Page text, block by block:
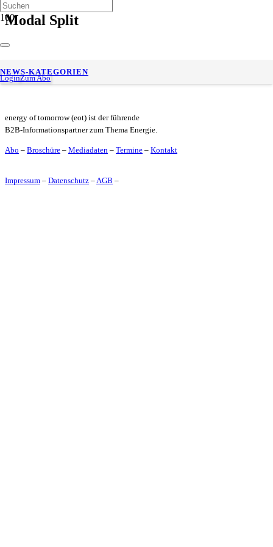
LoginZum Abo
NEWS-KATEGORIEN
Modal Split
PwC skizziert für UBA Roadmaps 2030/2045 für die
Mobilitätswende in deutschen Städten
energy of tomorrow (eot) ist der führende
B2B-Informationspartner zum Thema Energie.
Abo – Broschüre – Mediadaten – Termine – Kontakt
Impressum – Datenschutz –AGB –